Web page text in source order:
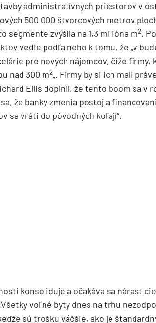
administratívnych priestorov v
500 000 štvorcových metrov
segmente zvýšila na 1,3 milióna m2.
vedie podľa neho k tomu, že „v
pre nových nájomcov, čiže firmy,
nad 300 m2„. Firmy by si ich mali
Ellis doplnil, že tento boom sa v
že banky zmenia postoj a
sa vráti do pôvodných koľají“.
konsoliduje a očakáva sa nárast
voľné byty dnes na trhu
sú trošku väčšie, ako je